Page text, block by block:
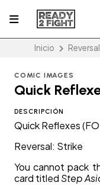
Inicio
COMIC IMAGES
Quick
DESCRIPCIÓN
Quick Reflexes
Reversal: Strike
You cannot pack
card titled Step